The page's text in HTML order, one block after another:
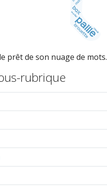
prêt de son nuage de mots.
rubrique